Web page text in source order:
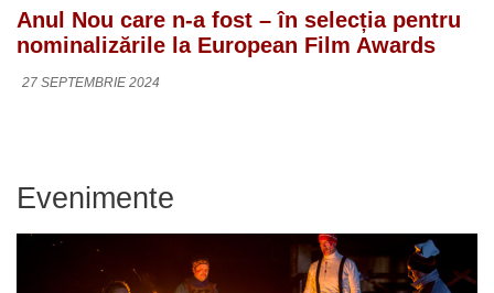
Anul Nou care n-a fost – în selecția pentru
nominalizările la European Film Awards
27 SEPTEMBRIE 2024
Evenimente